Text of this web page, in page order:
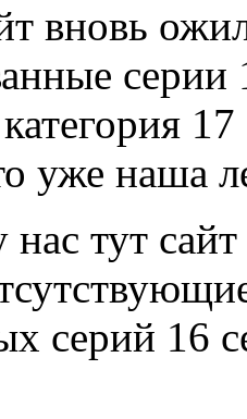
вновь
серии
уже наша
нас тут
серий 16